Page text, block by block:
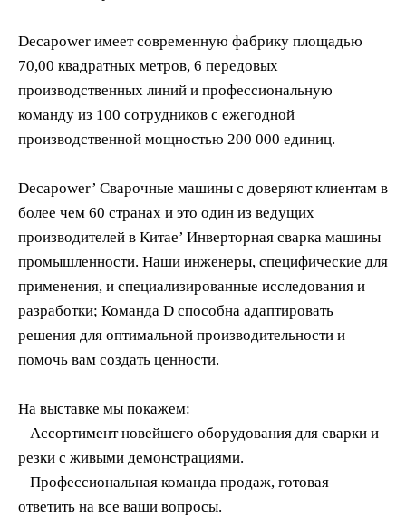
Decapower имеет современную фабрику площадью
70,00 квадратных метров, 6 передовых
производственных линий и профессиональную
команду из 100 сотрудников с ежегодной
производственной мощностью 200 000 единиц.
Decapower’ Сварочные машины с доверяют клиентам в
более чем 60 странах и это один из ведущих
производителей в Китае’ Инверторная сварка машины
промышленности. Наши инженеры, специфические для
применения, и специализированные исследования и
разработки; Команда D способна адаптировать
решения для оптимальной производительности и
помочь вам создать ценности.
На выставке мы покажем:
– Ассортимент новейшего оборудования для сварки и
резки с живыми демонстрациями.
– Профессиональная команда продаж, готовая
ответить на все ваши вопросы.